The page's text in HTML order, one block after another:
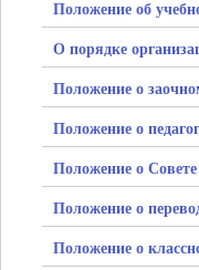
Положение об
О порядке
Положение о
Положение о
Положение о
Положение о
Положение о